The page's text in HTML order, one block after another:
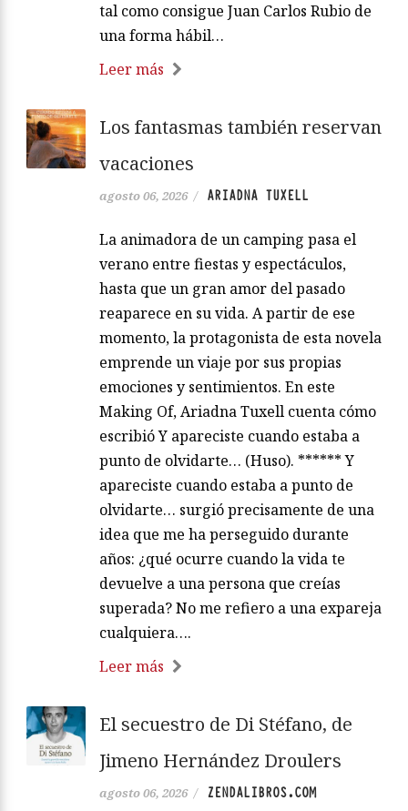
tal como consigue Juan Carlos Rubio de
una forma hábil…
Leer más
Los fantasmas también reservan
vacaciones
agosto 06, 2026 / ARIADNA TUXELL
La animadora de un camping pasa el
verano entre fiestas y espectáculos,
hasta que un gran amor del pasado
reaparece en su vida. A partir de ese
momento, la protagonista de esta novela
emprende un viaje por sus propias
emociones y sentimientos. En este
Making Of, Ariadna Tuxell cuenta cómo
escribió Y apareciste cuando estaba a
punto de olvidarte… (Huso). ****** Y
apareciste cuando estaba a punto de
olvidarte… surgió precisamente de una
idea que me ha perseguido durante
años: ¿qué ocurre cuando la vida te
devuelve a una persona que creías
superada? No me refiero a una expareja
cualquiera….
Leer más
El secuestro de Di Stéfano, de
Jimeno Hernández Droulers
agosto 06, 2026 / ZENDALIBROS.COM